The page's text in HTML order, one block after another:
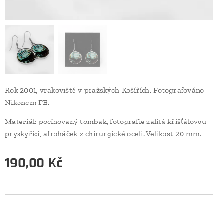
Rok 2001, vrakoviště v pražských Košířích. Fotografováno
Nikonem FE.
Materiál: pocínovaný tombak, fotografie zalitá křišťálovou
pryskyřicí, afroháček z chirurgické oceli. Velikost 20 mm.
190,00 Kč